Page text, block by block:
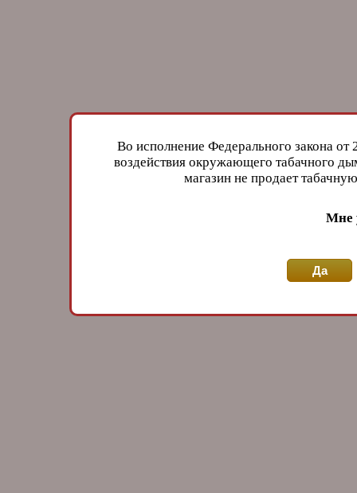
Во исполнение Федерального закона
воздействия окружающего табачного
магазин не продает
Мне
Да